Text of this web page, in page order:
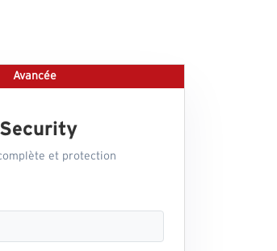
Avancée
et protection